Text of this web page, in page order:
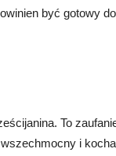
być gotowy
To
i